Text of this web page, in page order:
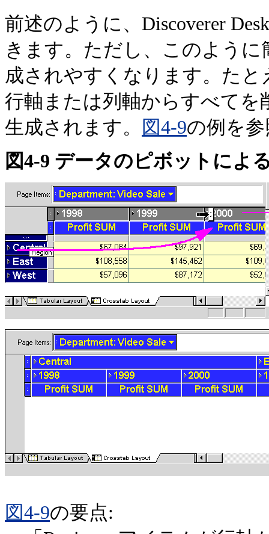
前述のように、Discoverer
きます。ただし、このよう
成されやすくなります。た
行軸または列軸からすべて
生成されます。
図4-9の例を
図4-9 データのピボットによ
図4-9の要点: